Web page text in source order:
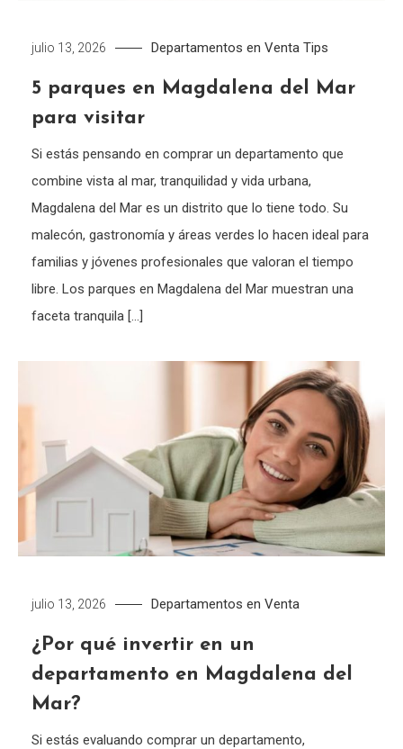
julio 13, 2026 Departamentos en Venta Tips
5 parques en Magdalena del Mar
para visitar
Si estás pensando en comprar un departamento que
combine vista al mar, tranquilidad y vida urbana,
Magdalena del Mar es un distrito que lo tiene todo. Su
malecón, gastronomía y áreas verdes lo hacen ideal para
familias y jóvenes profesionales que valoran el tiempo
libre. Los parques en Magdalena del Mar muestran una
faceta tranquila […]
julio 13, 2026 Departamentos en Venta
¿Por qué invertir en un
departamento en Magdalena del
Mar?
Si estás evaluando comprar un departamento,